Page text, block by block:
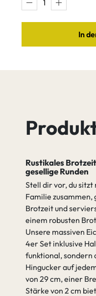
In
Rustikales
gesellige Runden
Stell dir vor, du
Familie
Brotzeit und
einem robusten
Unsere massiven
4er Set inklusive
funktional, sondern
Hingucker auf
von 29 cm, einer
Stärke von 2 cm